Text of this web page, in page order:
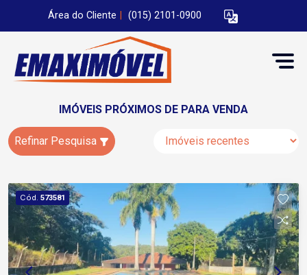
Área do Cliente (015) 2101-0900
IMÓVEIS PRÓXIMOS DE PARA VENDA
Refinar Pesquisa
Cód. 573581